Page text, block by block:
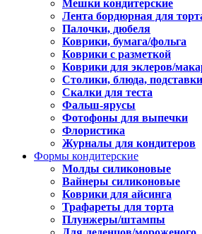
Мешки кондитерские
Лента бордюрная для
Палочки, дюбеля
Коврики, бумага/фольга
Коврики с разметкой
Коврики для эклеров/
Столики, блюда, подставки
Скалки для теста
Фальш-ярусы
Фотофоны для выпечки
Флористика
Журналы для кондитеров
Формы кондитерские
Молды силиконовые
Вайнеры силиконовые
Коврики для айсинга
Трафареты для торта
Плунжеры/штампы